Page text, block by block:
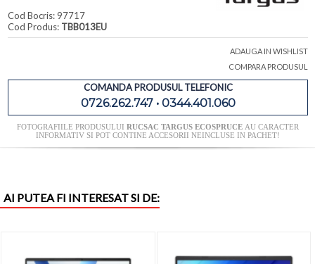
Cod Bocris: 97717
Cod Produs: TBB013EU
ADAUGA IN WISHLIST
COMPARA PRODUSUL
COMANDA PRODUSUL TELEFONIC
0726.262.747 • 0344.401.060
FOTOGRAFIILE PRODUSULUI RUCSAC TARGUS ECOSPRUCE AU CARACTER
INFORMATIV SI POT CONTINE ACCESORII NEINCLUSE IN PACHET!
AI PUTEA FI INTERESAT SI DE: